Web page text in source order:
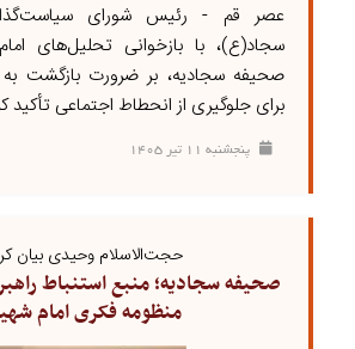
عصر قم - رئیس شورای
سجاد(ع)، با بازخوانی تحلیل‌های
صحیفه سجادیه، بر ضرورت بازگشت
برای جلوگیری از انحطاط اجتماعی تأکید
پنجشنبه ۱۱ تير ۱۴۰۵
حجت‌الاسلام وحیدی بیان
صحیفه سجادیه؛ منبع استنباط
منظومه فکری امام